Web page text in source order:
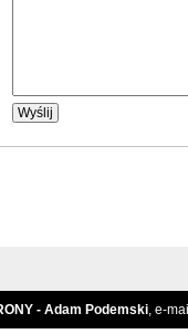
- Adam Podemski, e-